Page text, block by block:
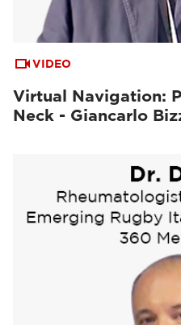
VIDEO
Virtual Navigation:
Neck - Giancarlo